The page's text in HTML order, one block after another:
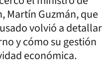
Martín Guzmán, que
volvió a detallar
y cómo su gestión
económica.